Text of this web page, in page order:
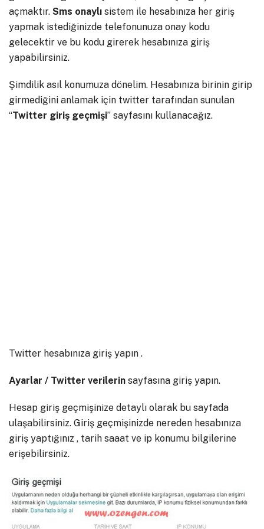
açmaktır. Sms onaylı sistem ile hesabınıza her giriş
yapmak istediğinizde telefonunuza onay kodu
gelecektir ve bu kodu girerek hesabınıza giriş
yapabilirsiniz.
Şimdilik asıl konumuza dönelim. Hesabınıza birinin girip
girmediğini anlamak için twitter tarafından sunulan
“Twitter giriş geçmişi” sayfasını kullanacağız.
Twitter hesabınıza giriş yapın .
Ayarlar / Twitter verilerin sayfasına giriş yapın.
Hesap giriş geçmişinize detaylı olarak bu sayfada
ulaşabilirsiniz. Giriş geçmişinizde nereden hesabınıza
giriş yaptığınız , tarih saaat ve ip konumu bilgilerine
erişebilirsiniz.